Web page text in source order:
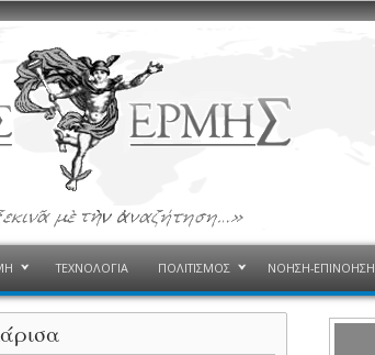
ΤΕΧΝΟΛΟΓΙΑ ΠΟΛΙΤΙΣΜΟΣ ΝΟΗΣΗ-ΕΠΙΝΟΗΣΗ